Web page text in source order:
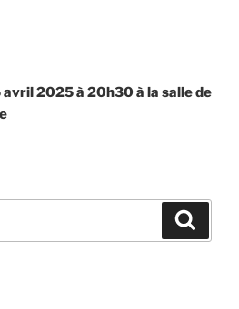
2025 à 20h30 à la salle de